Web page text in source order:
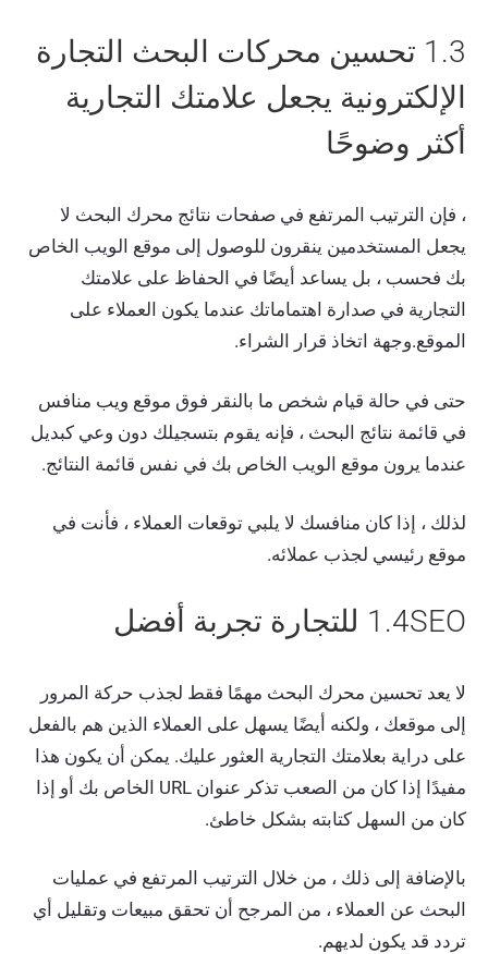
1.3 تحسين محركات البحث التجارة
الإلكترونية يجعل علامتك التجارية
أكثر وضوحًا
، فإن الترتيب المرتفع في صفحات نتائج محرك البحث لا
يجعل المستخدمين ينقرون للوصول إلى موقع الويب الخاص
بك فحسب ، بل يساعد أيضًا في الحفاظ على علامتك
التجارية في صدارة اهتماماتك عندما يكون العملاء على
الموقع.وجهة اتخاذ قرار الشراء.
حتى في حالة قيام شخص ما بالنقر فوق موقع ويب منافس
في قائمة نتائج البحث ، فإنه يقوم بتسجيلك دون وعي كبديل
عندما يرون موقع الويب الخاص بك في نفس قائمة النتائج.
لذلك ، إذا كان منافسك لا يلبي توقعات العملاء ، فأنت في
موقع رئيسي لجذب عملائه.
1.4SEO للتجارة تجربة أفضل
لا يعد تحسين محرك البحث مهمًا فقط لجذب حركة المرور
إلى موقعك ، ولكنه أيضًا يسهل على العملاء الذين هم بالفعل
على دراية بعلامتك التجارية العثور عليك. يمكن أن يكون هذا
مفيدًا إذا كان من الصعب تذكر عنوان URL الخاص بك أو إذا
كان من السهل كتابته بشكل خاطئ.
بالإضافة إلى ذلك ، من خلال الترتيب المرتفع في عمليات
البحث عن العملاء ، من المرجح أن تحقق مبيعات وتقليل أي
تردد قد يكون لديهم.